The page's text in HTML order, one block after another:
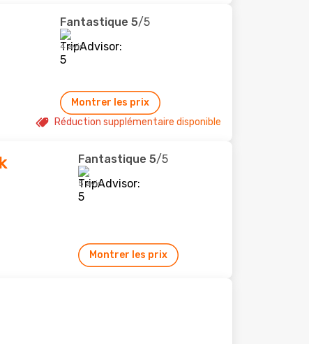
Fantastique 5/5
4 avis
Montrer les prix
Réduction supplémentaire disponible
Fantastique 5/5
5 avis
Montrer les prix